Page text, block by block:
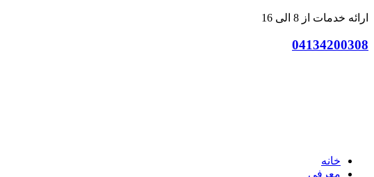
پرش
محتوا
ارائه خدمات از 8 الی 16
04134200308
خانه
معرفی